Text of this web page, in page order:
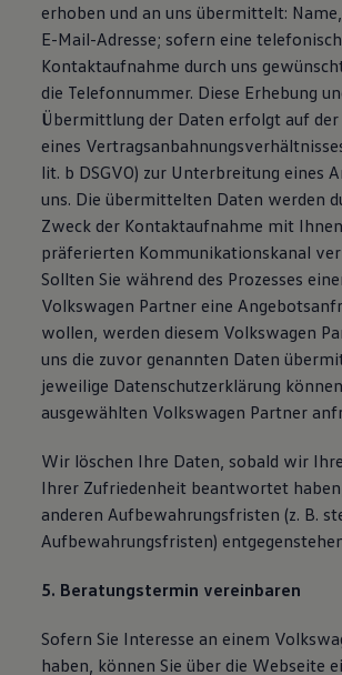
erhoben und an uns übermittelt:
E-Mail-Adresse; sofern eine
Kontaktaufnahme durch uns
die Telefonnummer. Diese Erhebung
Übermittlung der Daten erfolgt auf der
eines
lit. b DSGVO) zur Unterbreitung eines
uns. Die übermittelten Daten werden
Zweck der Kontaktaufnahme mit
präferierten Kommunikationskanal
Sollten Sie während des Prozesses
Volkswagen Partner eine
wollen, werden diesem Volkswagen
uns die zuvor genannten Daten
jeweilige Datenschutzerklärung
ausgewählten Volkswagen Partner
Wir löschen Ihre Daten, sobald wir
Ihrer Zufriedenheit beantwortet
anderen Aufbewahrungsfristen (z. B.
Aufbewahrungsfristen)
5. Beratungstermin vereinbaren
Sofern Sie Interesse an einem
haben, können Sie über die Webseite